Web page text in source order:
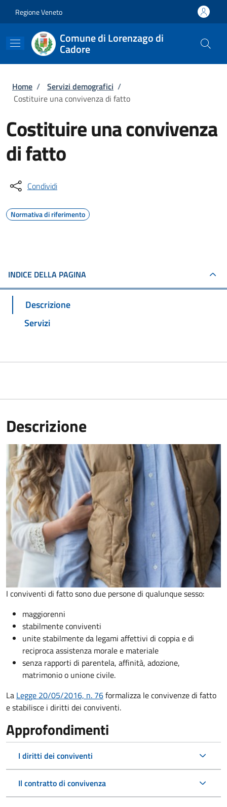
Regione Veneto
Comune di Lorenzago di
Cadore
Briciole di pane
Home / Servizi demografici /
Costituire una convivenza di fatto
Costituire una convivenza
di fatto
Condividi
Normativa di riferimento
INDICE DELLA PAGINA
Descrizione
Servizi
Descrizione
I conviventi di fatto sono due persone di qualunque sesso:
maggiorenni
stabilmente conviventi
unite stabilmente da legami affettivi di coppia e di
reciproca assistenza morale e materiale
senza rapporti di parentela, affinità, adozione,
matrimonio o unione civile.
La Legge 20/05/2016, n. 76formalizza le convivenze di fatto
e stabilisce i diritti dei conviventi.
Approfondimenti
I diritti dei conviventi
Il contratto di convivenza